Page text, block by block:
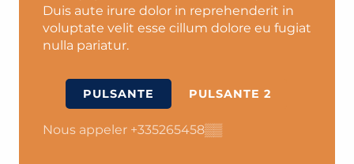
Duis aute irure dolor in reprehenderit in
voluptate velit esse cillum dolore eu fugiat
nulla pariatur.
PULSANTE PULSANTE 2
Nous appeler +335265458▒▒